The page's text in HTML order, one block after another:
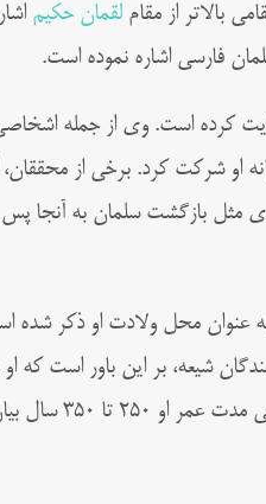
بالاتر از مقاملقمان حکیم
فارسی اشاره نموده است.
اذیت کرده است. وی از جمله
او شرکت کرد. برخی از محققان،
مثل بازگشت سلمان به آنجا
عنوان محل ولادت او ذکر شده
شیعه، بر این باور است که
۵۲۰ تا ۵۷۰ میلادی به دنیا آمده